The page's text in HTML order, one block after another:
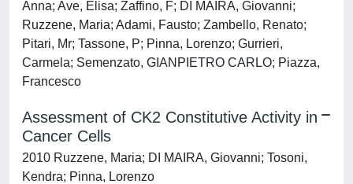
Anna; Ave, Elisa; Zaffino, F; DI MAIRA, Giovanni;
Ruzzene, Maria; Adami, Fausto; Zambello, Renato;
Pitari, Mr; Tassone, P; Pinna, Lorenzo; Gurrieri,
Carmela; Semenzato, GIANPIETRO CARLO; Piazza,
Francesco
Assessment of CK2 Constitutive Activity in
Cancer Cells
2010 Ruzzene, Maria; DI MAIRA, Giovanni; Tosoni,
Kendra; Pinna, Lorenzo